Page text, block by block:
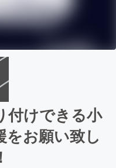
付けできる小
をお願い致し